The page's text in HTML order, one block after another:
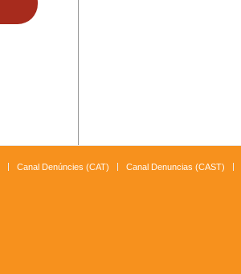
Canal Denúncies (CAT) Canal Denuncias (CAST)